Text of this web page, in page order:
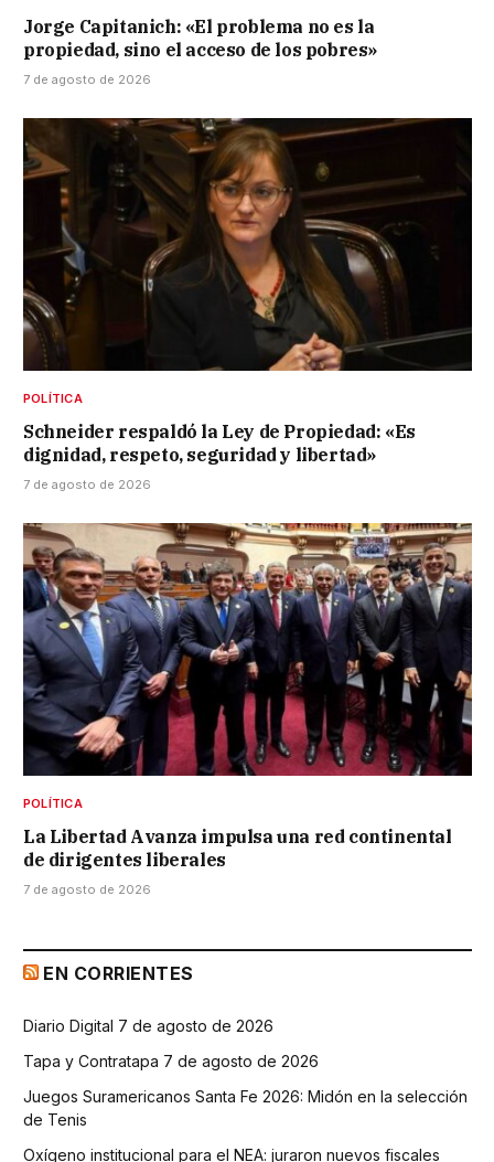
Jorge Capitanich: «El problema no es la
propiedad, sino el acceso de los pobres»
7 de agosto de 2026
POLÍTICA
Schneider respaldó la Ley de Propiedad: «Es
dignidad, respeto, seguridad y libertad»
7 de agosto de 2026
POLÍTICA
La Libertad Avanza impulsa una red continental
de dirigentes liberales
7 de agosto de 2026
EN CORRIENTES
Diario Digital 7 de agosto de 2026
Tapa y Contratapa 7 de agosto de 2026
Juegos Suramericanos Santa Fe 2026: Midón en la selección
de Tenis
Oxígeno institucional para el NEA: juraron nuevos fiscales